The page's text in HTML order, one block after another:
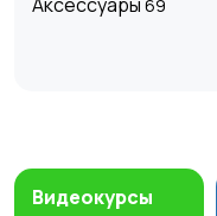
69
Видеокурсы